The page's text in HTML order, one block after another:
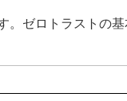
。ゼロトラストの基